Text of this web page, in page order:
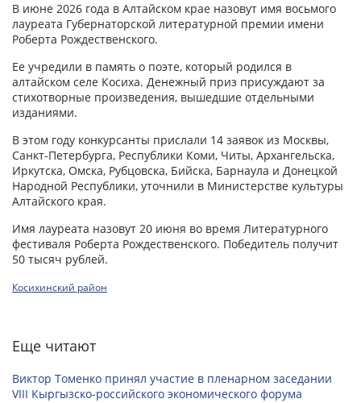
В июне 2026 года в Алтайском крае назовут имя восьмого
лауреата Губернаторской литературной премии имени
Роберта Рождественского.
Ее учредили в память о поэте, который родился в
алтайском селе Косиха. Денежный приз присуждают за
стихотворные произведения, вышедшие отдельными
изданиями.
В этом году конкурсанты прислали 14 заявок из Москвы,
Санкт-Петербурга, Республики Коми, Читы, Архангельска,
Иркутска, Омска, Рубцовска, Бийска, Барнаула и Донецкой
Народной Республики, уточнили в Министерстве культуры
Алтайского края.
Имя лауреата назовут 20 июня во время Литературного
фестиваля Роберта Рождественского. Победитель получит
50 тысяч рублей.
Косихинский район
Еще читают
Виктор Томенко принял участие в пленарном заседании
VIII Кыргызско-российского экономического форума